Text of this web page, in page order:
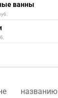
ванны
названию